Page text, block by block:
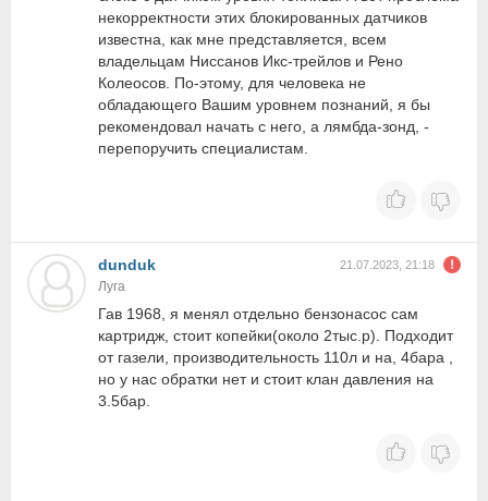
некорректности этих блокированных датчиков
известна, как мне представляется, всем
владельцам Ниссанов Икс-трейлов и Рено
Колеосов. По-этому, для человека не
обладающего Вашим уровнем познаний, я бы
рекомендовал начать с него, а лямбда-зонд, -
перепоручить специалистам.
dunduk 21.07.2023, 21:18
Луга
Гав 1968, я менял отдельно бензонасос сам
картридж, стоит копейки(около 2тыс.р). Подходит
от газели, производительность 110л и на, 4бара ,
но у нас обратки нет и стоит клан давления на
3.5бар.